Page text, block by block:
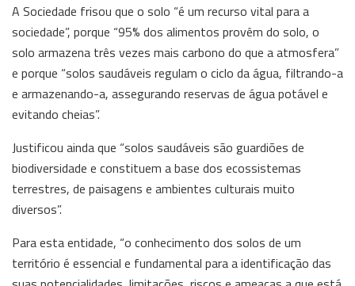
A Sociedade frisou que o solo “é um recurso vital para a
sociedade”, porque “95% dos alimentos provêm do solo, o
solo armazena três vezes mais carbono do que a atmosfera”
e porque “solos saudáveis regulam o ciclo da água, filtrando-a
e armazenando-a, assegurando reservas de água potável e
evitando cheias”.
Justificou ainda que “solos saudáveis são guardiões de
biodiversidade e constituem a base dos ecossistemas
terrestres, de paisagens e ambientes culturais muito
diversos”.
Para esta entidade, “o conhecimento dos solos de um
território é essencial e fundamental para a identificação das